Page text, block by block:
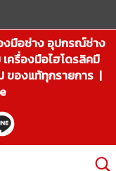
งมือช่าง อุปกรณ์ช่าง
ครื่องมือไฮโดรลิคมื
ของแท้ทุกรายการ |